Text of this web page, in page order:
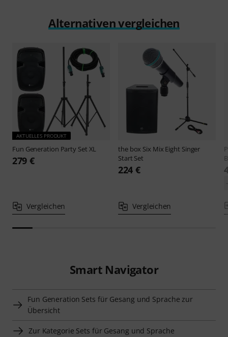
Alternativen vergleichen
AKTUELLES PRODUKT
Fun Generation Party Set XL
279 €
Vergleichen
the box Six Mix Eight Singer
Start Set
224 €
Vergleichen
Smart Navigator
Fun Generation Sets für Gesang und Sprache zur
Übersicht
Zur Kategorie Sets für Gesang und Sprache